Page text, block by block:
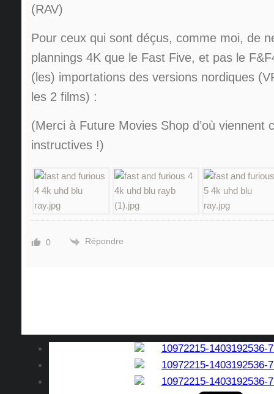
(RAV)
Pour ceux qui sont déçus, comme moi, de
plannings 4K que le Fast Five, et pas le
(les) importations des versions nordiques
les 2 films) :
(Merci à Future Movies Shop d’où viennent
instructives !)
0 Répondre